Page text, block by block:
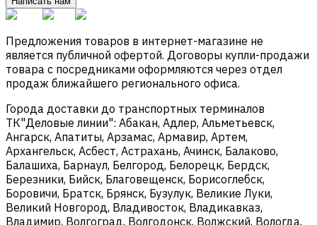
Предложения товаров в интернет-магазине не
является публичной офертой. Договоры купли-продажи
товара с посредниками оформляются через отдел
продаж ближайшего регионального офиса.
Города доставки до транспортных терминалов
ТК"Деловые линии": Абакан, Адлер, Альметьевск,
Ангарск, Апатиты, Арзамас, Армавир, Артем,
Архангельск, Асбест, Астрахань, Ачинск, Балаково,
Балашиха, Барнаул, Белгород, Белорецк, Бердск,
Березники, Бийск, Благовещенск, Борисоглебск,
Боровичи, Братск, Брянск, Бузулук, Великие Луки,
Великий Новгород, Владивосток, Владикавказ,
Владимир, Волгоград, Волгодонск, Волжский, Вологда,